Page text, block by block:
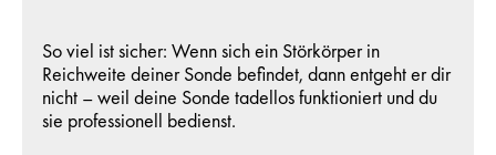
So viel ist sicher: Wenn sich ein Störkörper in
Reichweite deiner Sonde befindet, dann entgeht er dir
nicht – weil deine Sonde tadellos funktioniert und du
sie professionell bedienst.